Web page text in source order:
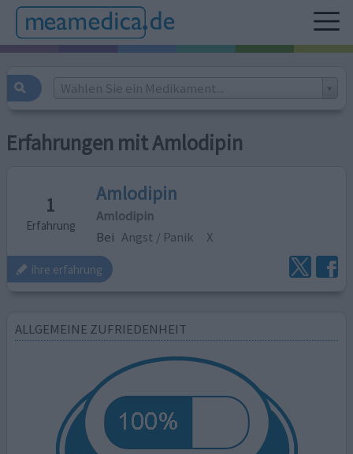
Wählen Sie ein Medikament...
Erfahrungen mit Amlodipin
1
Erfahrung
Amlodipin
Amlodipin
Bei Angst / Panik X
ihre erfahrung
ALLGEMEINE ZUFRIEDENHEIT